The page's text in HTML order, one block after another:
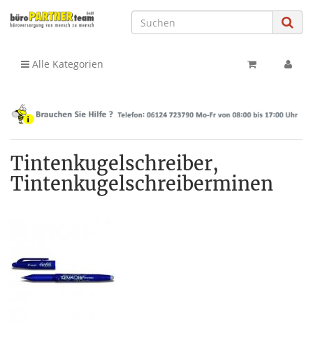
Alle Kategorien
Tintenkugelschreiber,
Tintenkugelschreiberminen